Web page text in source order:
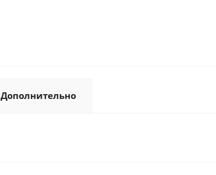
Дополнительно